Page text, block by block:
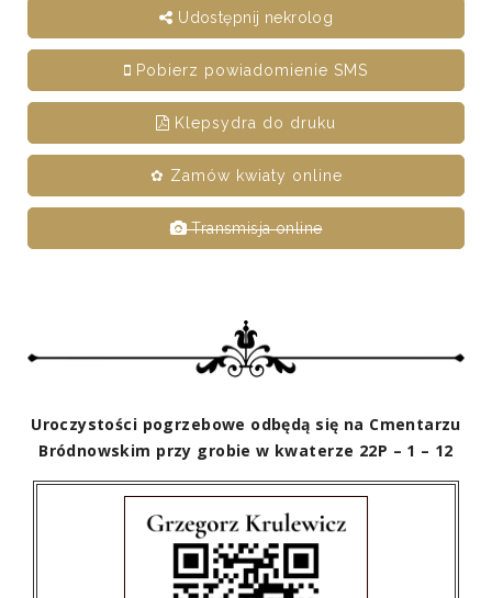
Udostępnij nekrolog
Pobierz powiadomienie SMS
Klepsydra do druku
✿ Zamów kwiaty online
Transmisja online
Uroczystości pogrzebowe odbędą się na Cmentarzu
Bródnowskim przy grobie w kwaterze 22P – 1 – 12